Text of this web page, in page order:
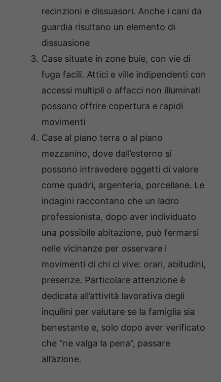
recinzioni e dissuasori. Anche i cani da
guardia risultano un elemento di
dissuasione
Case situate in zone buie, con vie di
fuga facili. Attici e ville indipendenti con
accessi multipli o affacci non illuminati
possono offrire copertura e rapidi
movimenti
Case al piano terra o al piano
mezzanino, dove dall’esterno si
possono intravedere oggetti di valore
come quadri, argenteria, porcellane. Le
indagini raccontano che un ladro
professionista, dopo aver individuato
una possibile abitazione, può fermarsi
nelle vicinanze per osservare i
movimenti di chi ci vive: orari, abitudini,
presenze. Particolare attenzione è
dedicata all’attività lavorativa degli
inquilini per valutare se la famiglia sia
benestante e, solo dopo aver verificato
che “ne valga la pena”, passare
all’azione.